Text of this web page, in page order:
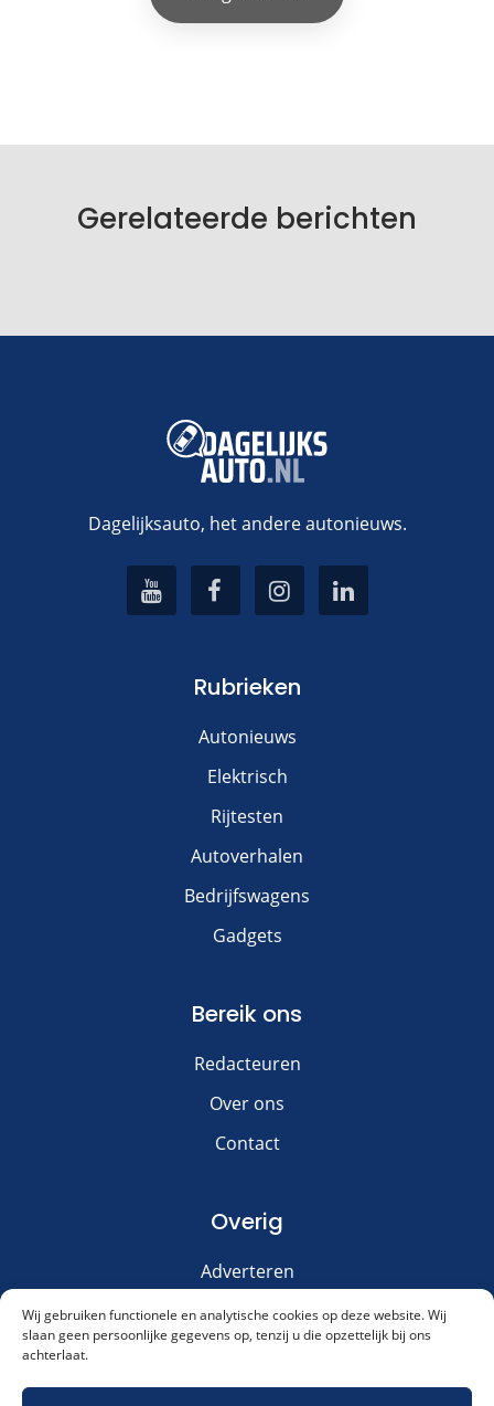
Wij gebruiken functionele en analytische cookies op deze website. Wij
slaan geen persoonlijke gegevens op, tenzij u die opzettelijk bij ons
achterlaat.
Je e-mailadres wordt niet gepubliceerd.
Voeg een reactie toe
Gerelateerde berichten
Dagelijksauto, het andere autonieuws.
Rubrieken
Autonieuws
Elektrisch
Rijtesten
Autoverhalen
Bedrijfswagens
Gadgets
Bereik ons
Redacteuren
Over ons
Contact
Overig
Adverteren
Disclaimer
Privacy & Cookies
Meld je aan voor onze nieuwsbrief!